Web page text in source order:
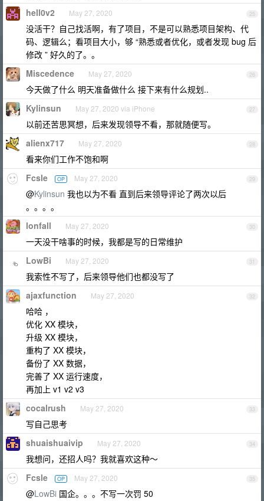
25
hell0v2 May 27, 2020
没活干？自己找活啊，有了项目，不是可以熟悉项目架构、代
码、逻辑么；看项目大小，够 “熟悉或者优化，或者发现 bug 后
修改 ” 好久的了。。
26
Miscedence May 27, 2020
今天做了什么 明天准备做什么 接下来有什么规划..
27
Kylinsun May 27, 2020 via iPhone
以前还苦思冥想，后来发现领导不看，那就随便写。
28
alienx717 May 27, 2020
看来你们工作不饱和啊
29
Fcsle OP May 27, 2020
@Kylinsun 我也以为不看 直到后来领导评论了两次以后
。。。。
30
lonfall May 27, 2020
一天没干啥事的时候，我都是写的日常维护
31
LowBi May 27, 2020
我索性不写了，后来领导他们也都没写了
32
ajaxfunction May 27, 2020
哈哈 ，
优化 XX 模块，
升级 XX 模块，
重构了 XX 模块，
备份了 XX 数据，
完善了 XX 运行速度，
再加上 v1 v2 v3
33
cocalrush May 27, 2020
写自己思考
34
shuaishuaivip May 27, 2020
我想问，还招人吗？我就喜欢这种～
35
Fcsle OP May 27, 2020
@LowBi 国企。。。不写一次罚 50